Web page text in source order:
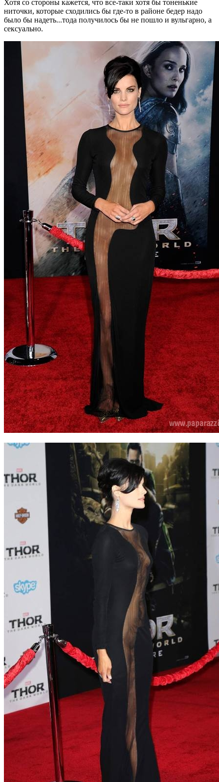
Хотя со стороны кажется, что все-таки хотя бы тоненькие
ниточки, которые сходились бы где-то в районе бедер надо
было бы надеть...тода получилось бы не пошло и вульгарно, а
сексуально.